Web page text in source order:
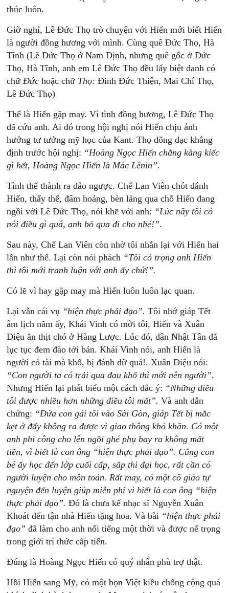
thúc luôn.
Giờ nghỉ, Lê Đức Thọ trò chuyện với Hiến mới biết Hiến
là người đồng hương với mình. Cùng quê Đức Thọ, Hà
Tĩnh (Lê Đức Thọ ở Nam Định, nhưng quê gốc ở Đức
Thọ, Hà Tĩnh, anh em Lê Đức Thọ đều lấy biệt danh có
chữĐức hoặc chữ Thọ: Đinh Đức Thiện, Mai Chí Thọ,
Lê Đức Thọ)
Thế là Hiến gặp may. Vì tình đồng hương, Lê Đức Thọ
đã cứu anh. Ai đó trong hội nghị nói Hiến chịu ảnh
hưởng tư tưởng mỹ học của Kant. Thọ dõng dạc khẳng
định trước hội nghị: “Hoàng Ngọc Hiến chẳng kăng kiếc
gì hết, Hoàng Ngọc Hiến là Mác Lênin”.
Tình thế thành ra đảo ngược. Chế Lan Viên chót đánh
Hiến, thấy thế, đâm hoảng, bèn lảng qua chỗ Hiến đang
ngồi với Lê Đức Thọ, nói khẽ với anh: “Lúc nãy tôi có
nói điều gì quá, anh bỏ qua đi cho nhé!”.
Sau này, Chế Lan Viên còn nhờ tôi nhắn lại với Hiến hai
lần như thế. Lại còn nói phách “Tôi có trọng anh Hiến
thì tôi mới tranh luận với anh ấy chứ!”.
Có lẽ vì hay gặp may mà Hiến luôn luôn lạc quan.
Lại vẫn cái vụ “hiện thực phải đạo”. Tôi nhớ giáp Tết
âm lịch năm ấy, Khái Vinh có mời tôi, Hiến và Xuân
Diệu ăn thịt chó ở Hàng Lược. Lúc đó, dân Nhật Tân đã
lục tục đem đào tới bán. Khái Vinh nói, anh Hiến là
người có tài mà khổ, bị đánh dữ quá!. Xuân Diệu nói:
“Con người ta có trải qua đau khổ thì mới nên người”.
Nhưng Hiến lại phát biểu một cách đắc ý: “Những điều
tôi được nhiều hơn những điều tôi mất”. Và anh dẫn
chứng: “Đứa con gái tôi vào Sài Gòn, giáp Tết bị mắc
kẹt ở đấy không ra được vì giao thông khó khăn. Có một
anh phi công cho lên ngồi ghé phụ bay ra không mất
tiền, vì biết là con ông “hiện thực phải đạo”. Cũng con
bé ấy học đến lớp cuối cấp, sắp thi đại học, rất cần có
người luyện cho môn toán. Rất may, có một cô giáo tự
nguyện đến luyện giúp miễn phí vì biết là con ông “hiện
thực phải đạo”. Đó là chưa kể nhạc sĩ Nguyễn Xuân
Khoát đến tận nhà Hiến tặng hoa. Và bài “hiện thực phải
đạo” đã làm cho anh nổi tiếng một thời và được nể trọng
trong giới trí thức cấp tiến.
Đúng là Hoàng Ngọc Hiến có quý nhân phù trợ thật.
Hồi Hiến sang Mỹ, có một bọn Việt kiều chống cộng quá